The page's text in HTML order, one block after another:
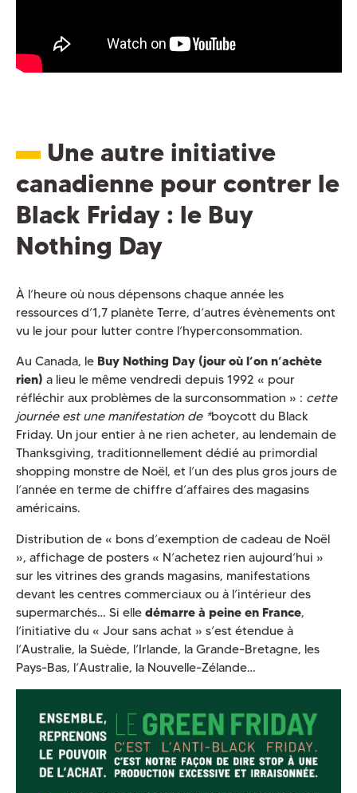
Une autre initiative
canadienne pour contrer le
Black Friday : le Buy
Nothing Day
À l’heure où nous dépensons chaque année les
ressources d’1,7 planète Terre, d’autres évènements ont
vu le jour pour lutter contre l’hyperconsommation.
Au Canada, le Buy Nothing Day (jour où l’on n’achète
rien) a lieu le même vendredi depuis 1992 « pour
réfléchir aux problèmes de la surconsommation » : cette
journée est une manifestation de *boycott du Black
Friday. Un jour entier à ne rien acheter, au lendemain de
Thanksgiving, traditionnellement dédié au primordial
shopping monstre de Noël, et l’un des plus gros jours de
l’année en terme de chiffre d’affaires des magasins
américains.
Distribution de « bons d’exemption de cadeau de Noël
», affichage de posters « N’achetez rien aujourd’hui »
sur les vitrines des grands magasins, manifestations
devant les centres commerciaux ou à l’intérieur des
supermarchés… Si elle démarre à peine en France,
l’initiative du « Jour sans achat » s’est étendue à
l’Australie, la Suède, l’Irlande, la Grande-Bretagne, les
Pays-Bas, l’Australie, la Nouvelle-Zélande…